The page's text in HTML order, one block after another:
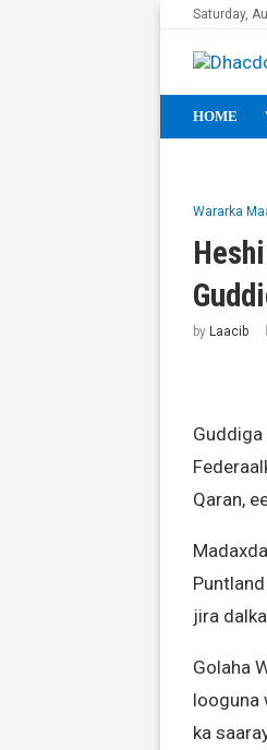
Saturday,
HOME
Wararka
by Laacib
Qaran,
jira
Golaha
looguna
ka